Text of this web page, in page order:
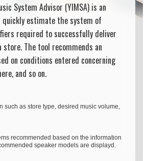
System Advisor (YIMSA) is an
estimate the system of
required to successfully deliver
The tool recommends an
on conditions entered concerning
and so on.
such as store type, desired music volume,
recommended based on the information
speaker models are displayd.